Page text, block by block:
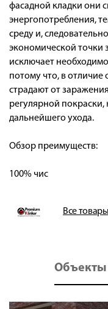
фасадной кладки они
энергопотребления,
среду и,
экономической точки
исключает
потому что, в отличие
страдают от
регулярной
дальнейшего ухода.
Обзор преимуществ:
100% чис
Все
Объекты